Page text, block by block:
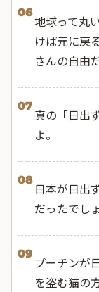
06
地球って丸
けば元に戻
さんの自由
07
真の「日出
よ。
08
日本が日出
だったでしょ
09
プーチンが
を盗む猫の